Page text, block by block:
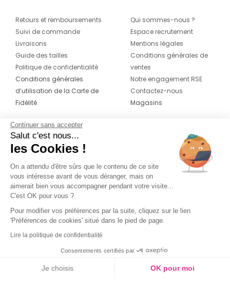
Retours et remboursements
Suivi de commande
Livraisons
Guide des tailles
Politique de confidentialité
Conditions générales
d’utilisation de la Carte de
Fidélité
Qui sommes-nous ?
Espace recrutement
Mentions légales
Conditions générales de
ventes
Notre engagement RSE
Contactez-nous
Magasins
CONTACT
04 42 20 78 42
Du lundi au jeudi de 8h30 à 16h30 & le
vendredi de 8h30 à 15h30
Continuer sans accepter
Salut c'est nous...
les Cookies !
On a attendu d'être sûrs que le contenu de ce site
vous intéresse avant de vous déranger, mais on
aimerait bien vous accompagner pendant votre visite...
C'est OK pour vous ?
Pour modifier vos préférences par la suite, cliquez sur le lien
'Préférences de cookies' situé dans le pied de page.
Lire la politique de confidentialité
Consentements certifiés par
Je choisis OK pour moi